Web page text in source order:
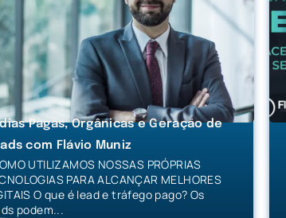
Pagas, Orgânicas e Geração de
com Flávio Muniz
UTILIZAMOS NOSSAS PRÓPRIAS
PARA ALCANÇAR MELHORES
O que é lead e tráfego pago? Os
podem...